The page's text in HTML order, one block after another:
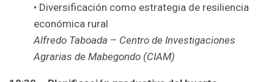
• Diversificación como estrategia de resiliencia
económica rural
Alfredo Taboada – Centro de Investigaciones
Agrarias de Mabegondo (CIAM)